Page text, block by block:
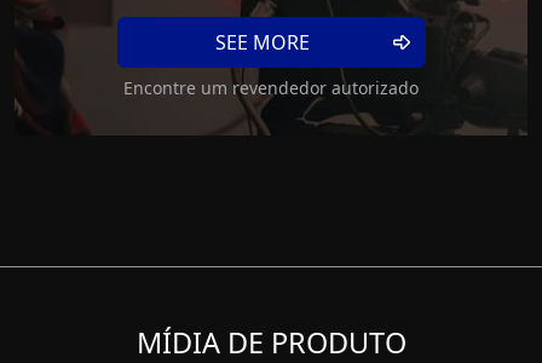
SEE MORE
Encontre um revendedor autorizado
MÍDIA DE PRODUTO